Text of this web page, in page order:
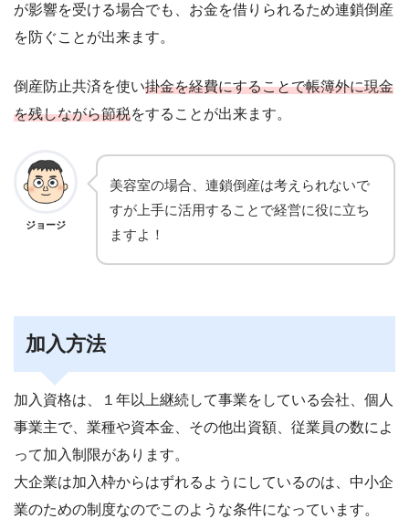
が影響を受ける場合でも、お金を借りられるため連鎖倒産
を防ぐことが出来ます。
倒産防止共済を使い掛金を経費にすることで帳簿外に現金
を残しながら節税をすることが出来ます。
ジョージ
美容室の場合、連鎖倒産は考えられないで
すが上手に活用することで経営に役に立ち
ますよ！
加入方法
加入資格は、１年以上継続して事業をしている会社、個人
事業主で、業種や資本金、その他出資額、従業員の数によ
って加入制限があります。
大企業は加入枠からはずれるようにしているのは、中小企
業のための制度なのでこのような条件になっています。